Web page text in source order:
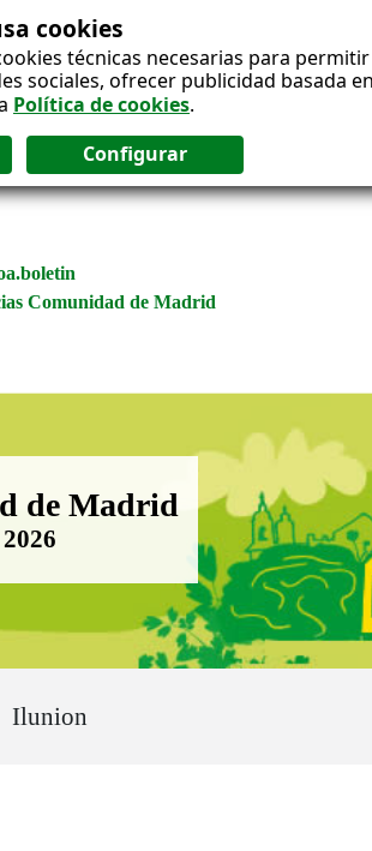
cookies
técnicas necesarias para
sociales, ofrecer publicidad basada
Política de cookies.
Comunidad de Madrid
de Madrid
de Madrid
Ilunion